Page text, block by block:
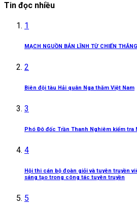
Tin đọc nhiều
1
MẠCH NGUỒN BẢN LĨNH TỪ CHIẾN
2
Biên đội tàu Hải quân Nga thăm Việt Nam
3
Phó Đô đốc Trần Thanh Nghiêm kiểm tra
4
Hội thi cán bộ đoàn giỏi và tuyên truyền
sáng tạo trong công tác tuyên truyền
5